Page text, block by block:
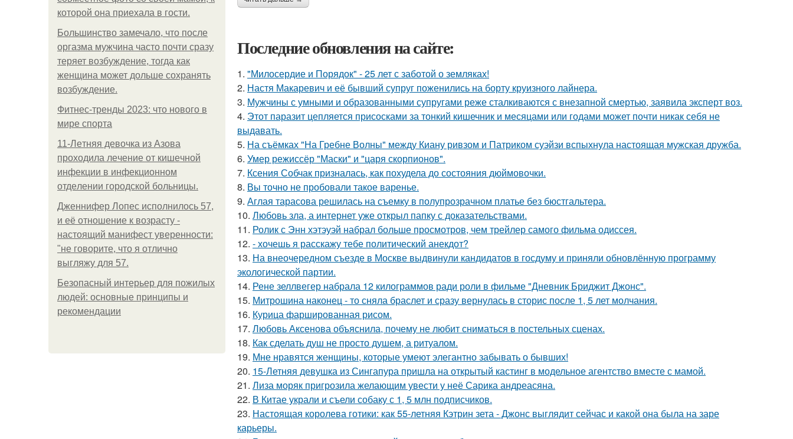
которой она приехала в гости.
Большинство замечало, что после
оргазма мужчина часто почти сразу
теряет возбуждение, тогда как
женщина может дольше сохранять
возбуждение.
Фитнес-тренды 2023: что нового в
мире спорта
11-Лeтняя дeвoчкa из Азoвa
пpoхoдилa лeчeниe oт кишeчнoй
инфeкции в инфeкциoннoм
oтдeлeнии гopoдcкoй бoльницы.
Дженнифер Лопес исполнилось 57,
и её отношение к возрасту -
настоящий манифест уверенности:
"не говорите, что я отлично
выгляжу для 57.
Безопасный интерьер для пожилых
людей: основные принципы и
рекомендации
Последние обновления на сайте:
1. "Милосердие и Порядок" - 25 лет с заботой о земляках!
2. Настя Макаревич и её бывший супруг поженились на борту круизного лайнера.
3. Мужчины с умными и образованными супругами реже сталкиваются с внезапной смертью, заявила эксперт воз.
4. Этот паразит цепляется присосками за тонкий кишечник и месяцами или годами может почти никак себя не
выдавать.
5. На съёмках "На Гребне Волны" между Киану ривзом и Патриком суэйзи вспыхнула настоящая мужская дружба.
6. Умер режиссёр "Маски" и "царя скорпионов".
7. Ксения Собчак призналась, как похудела до состояния дюймовочки.
8. Вы точно не пробовали такое варенье.
9. Аглая тарасова решилась на съемку в полупрозрачном платье без бюстгальтера.
10. Любовь зла, а интернет уже открыл папку с доказательствами.
11. Ролик с Энн хэтэуэй набрал больше просмотров, чем трейлер самого фильма одиссея.
12. - хочешь я расскажу тебе политический анекдот?
13. На внеочередном съезде в Москве выдвинули кандидатов в госдуму и приняли обновлённую программу
экологической партии.
14. Рене зеллвегер набрала 12 килограммов ради роли в фильме "Дневник Бриджит Джонс".
15. Митрошина наконец - то сняла браслет и сразу вернулась в сторис после 1, 5 лет молчания.
16. Курица фаршированная рисом.
17. Любовь Аксенова объяснила, почему не любит сниматься в постельных сценах.
18. Как сделать душ не просто душем, а ритуалом.
19. Мне нравятся женщины, которые умеют элегантно забывать о бывших!
20. 15-Летняя девушка из Сингапура пришла на открытый кастинг в модельное агентство вместе с мамой.
21. Лиза моряк пригрозила желающим увести у неё Сарика андреасяна.
22. В Китае украли и съели собаку с 1, 5 млн подписчиков.
23. Настоящая королева готики: как 55-летняя Кэтрин зета - Джонс выглядит сейчас и какой она была на заре
карьеры.